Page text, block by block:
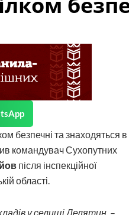
безпечні та знаходяться в
командувач Сухопутних
після інспекційної
області.
у селищі Делятин , –